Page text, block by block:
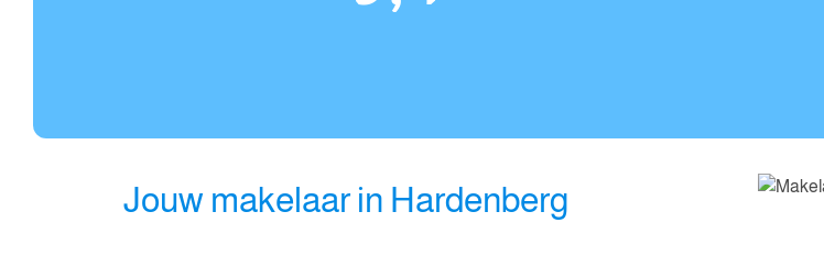
Jouw makelaar in Hardenberg